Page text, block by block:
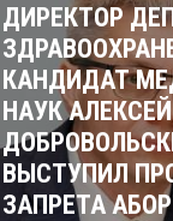
ДИРЕКТОР
КАНДИДАТ
НАУК АЛЕКСЕЙ
ВЫСТУПИЛ
ЗАПРЕТА